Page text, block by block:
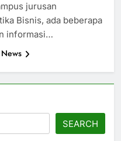
jurusan
Bisnis, ada beberapa
informasi…
SEARCH